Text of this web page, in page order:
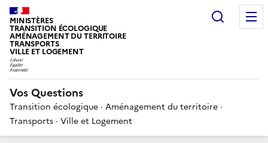
MINISTÈRES
TRANSITION ÉCOLOGIQUE
AMÉNAGEMENT DU TERRITOIRE
TRANSPORTS
VILLE ET LOGEMENT
Vos Questions
Transition écologique · Aménagement du territoire ·
Transports · Ville et Logement